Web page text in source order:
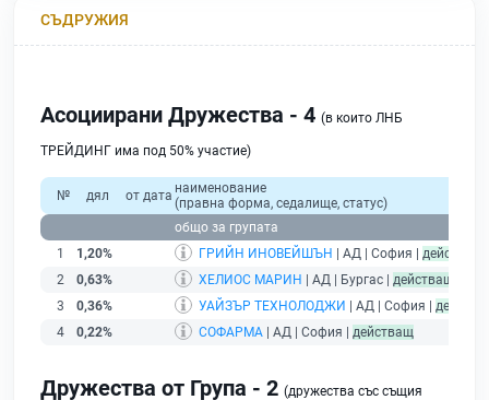
СЪДРУЖИЯ
Асоциирани Дружества - 4 (в които ЛНБ
ТРЕЙДИНГ има под 50% участие)
№ дял от дата наименование
(правна форма, седалище, статус)
общо за групата
1
1,20% ГРИЙН ИНОВЕЙШЪН | АД | София | действащ
2
0,63% ХЕЛИОС МАРИН | АД | Бургас | действащ
3
0,36% УАЙЗЪР ТЕХНОЛОДЖИ | АД | София |
4
0,22% СОФАРМА | АД | София | действащ
Дружества от Група - 2 (дружества със същия